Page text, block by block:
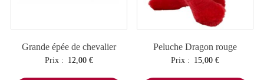
Grande épée de chevalier
Prix : 12,00 €
Peluche Dragon rouge
Prix : 15,00€